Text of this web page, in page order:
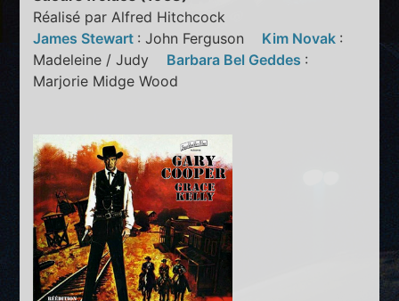
Réalisé par Alfred Hitchcock
James Stewart : John Ferguson Kim Novak :
Madeleine / Judy Barbara Bel Geddes :
Marjorie Midge Wood